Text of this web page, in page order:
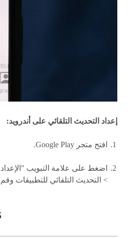
إعداد التحديث التلقائي على أندرويد:
افتح متجر Google Play.
اضغط على علامة التبويب
> التحديث التلقائي للتطبيقات وقم